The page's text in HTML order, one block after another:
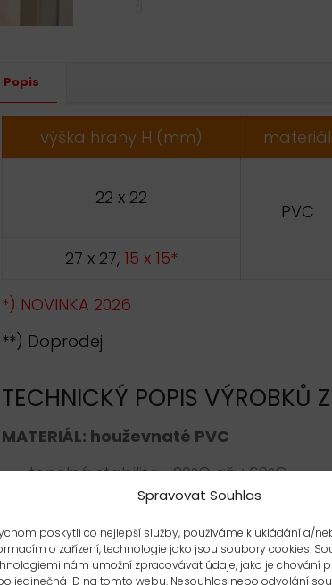
Spravovat Souhlas
poskytli co nejlepší služby, používáme k ukládání a/
o zařízení, technologie jako jsou soubory cookies.
nám umožní zpracovávat údaje, jako je chování
jedinečná ID na tomto webu. Nesouhlas nebo odvolání
Popis
výška hrany H (mm) materiál
22 x 22
PVC
27 x 27, 15 x 15*
*) NOVINKA 2026
**) Doprodej
TECHNICKÝ POPIS VÝROBKŮ
MATERIÁL: houževnaté PVC
tepelná stabilita -20°C až +60°C
rázová houževnatost 1 kJ/m 2
ČSN ISO 179
barevný odstín – interní metodika